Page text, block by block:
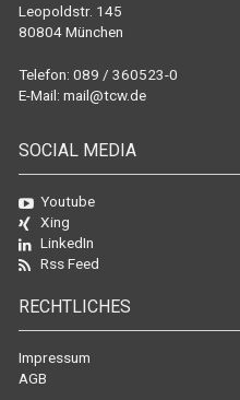
Leopoldstr. 145
80804 München
Telefon: 089 / 360523-0
E-Mail: mail@tcw.de
SOCIAL MEDIA
Youtube
Xing
LinkedIn
Rss Feed
RECHTLICHES
Impressum
AGB